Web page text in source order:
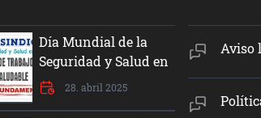
Día Mundial de la
Seguridad y Salud en
el Trabajo
28. abril 2025
Aviso